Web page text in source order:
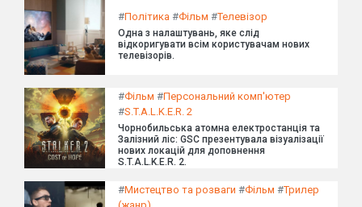
#Політика #Фільм #Телевізор
Одна з налаштувань, яке слід
відкоригувати всім користувачам нових
телевізорів.
#Фільм #Персональний комп'ютер
#S.T.A.L.K.E.R. 2
Чорнобильська атомна електростанція та
Залізний ліс: GSC презентувала візуалізації
нових локацій для доповнення
S.T.A.L.K.E.R. 2.
#Мистецтво та розваги #Фільм #Трилер